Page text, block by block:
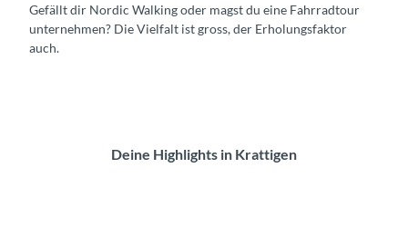
Gefällt dir Nordic Walking oder magst du eine Fahrradtour
unternehmen? Die Vielfalt ist gross, der Erholungsfaktor
auch.
Deine Highlights in Krattigen